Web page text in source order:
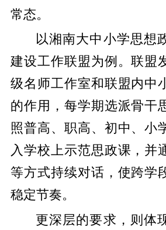
常态。
以湘南大中小学思想
建设工作联盟为例。联盟
级名师工作室和联盟内中
的作用，每学期选派骨干
照普高、职高、初中、小
入学校上示范思政课，并
等方式持续对话，使跨学
稳定节奏。
更深层的要求，则体